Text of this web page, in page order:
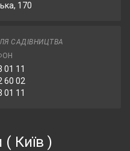
170
САДІВНИЦТВА
01 11
60 02
01 11
( Київ )